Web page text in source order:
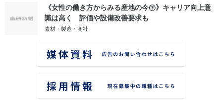
《女性の働き方からみる産地の今㊦》キャリア向上意
識は高く 評価や設備改善要求も
素材・製造・商社